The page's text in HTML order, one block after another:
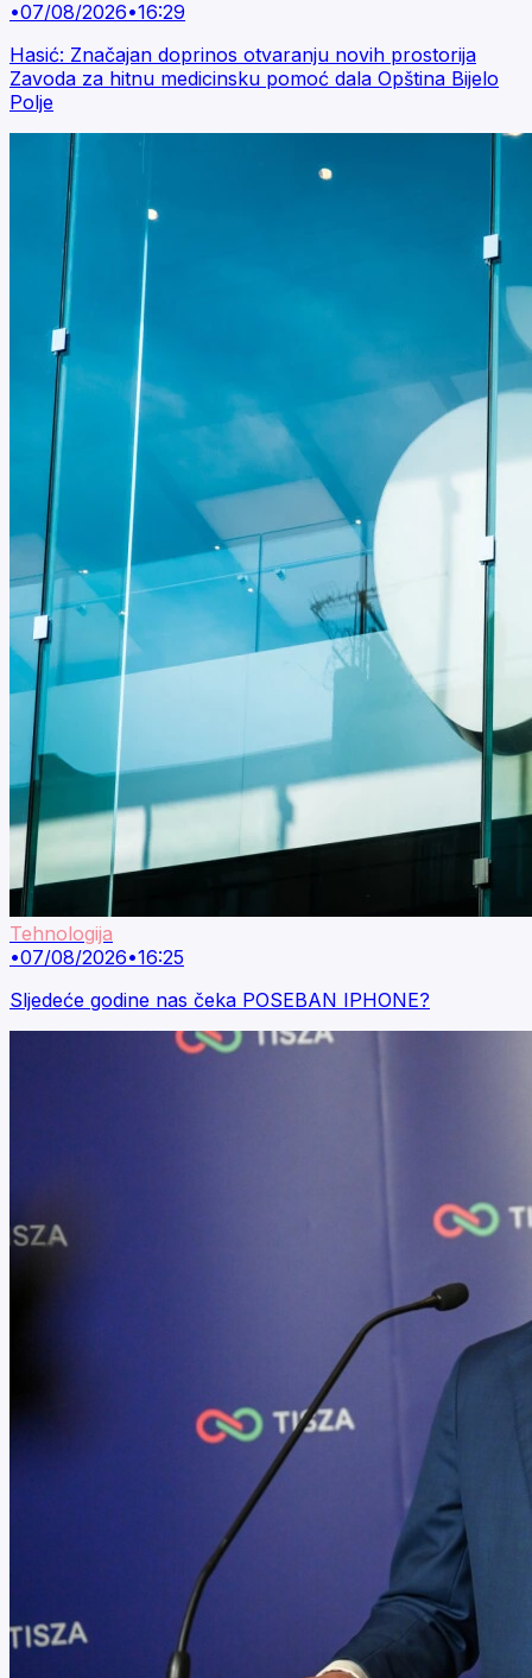
•07/08/2026•16:29
Hasić: Značajan doprinos otvaranju novih prostorija
Zavoda za hitnu medicinsku pomoć dala Opština Bijelo
Polje
Tehnologija
•07/08/2026•16:25
Sljedeće godine nas čeka POSEBAN IPHONE?